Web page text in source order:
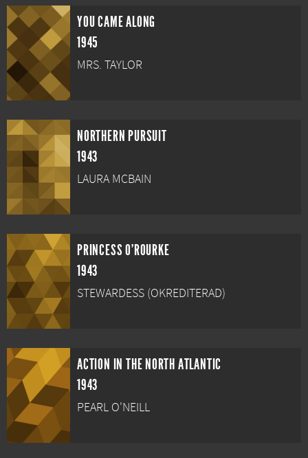
YOU CAME ALONG
1945
MRS. TAYLOR
NORTHERN PURSUIT
1943
LAURA MCBAIN
PRINCESS O'ROURKE
1943
STEWARDESS (OKREDITERAD)
ACTION IN THE NORTH ATLANTIC
1943
PEARL O'NEILL